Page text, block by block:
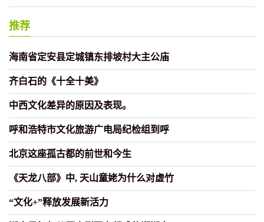
推荐
海南省定安县定城镇东排坡村大主公庙
齐白石的《十全十美》
中西文化差异的原因及表现。
呼和浩特市文化旅游广电局纪检组到呼
北京这座孤古都的前世和今生
《天龙八部》中, 天山童姥为什么对虚竹
“文化+”释放发展新活力